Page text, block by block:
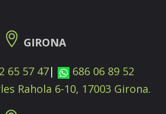
GIRONA
65 57 47|
686 06 89 52
Rahola 6-10, 17003 Girona.